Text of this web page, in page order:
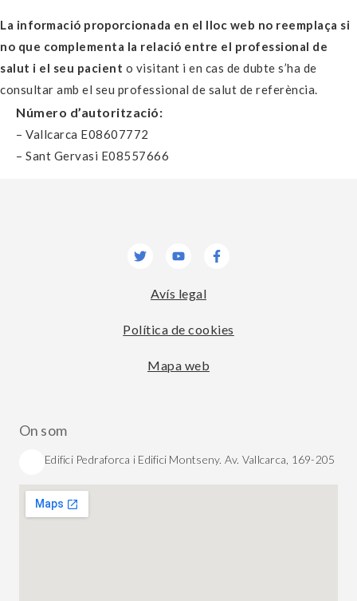
La informació proporcionada en el lloc web no reemplaça si
no que complementa la relació entre el professional de
salut i el seu pacient o visitant i en cas de dubte s’ha de
consultar amb el seu professional de salut de referència.
Número d’autorització:
– Vallcarca E08607772
– Sant Gervasi E08557666
f
Avís legal
Política de cookies
Mapa web
On som
Edifici Pedraforca i Edifici Montseny. Av. Vallcarca, 169-205